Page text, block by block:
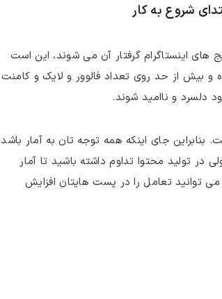
شروع به کار
های اینستاگرام گرفتار آن می شوند، این است
و بیش از حد روی تعداد فالوور و لایک و کامنت
دلسرد و ناامید شوند.
جای اینکه همه توجه تان به آمار باشد
تولید محتوا تداوم داشته باشید تا آمار
می توانید تعامل را در پست هایتان افزایش